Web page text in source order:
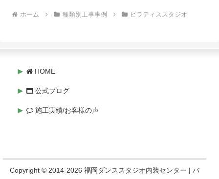
す。単に短くすれば良いわけではなく、
プロの技術による正確な加工が求められ
す。床からの高さ、天井までのクリアラ
シンにガタつきが生じ、エクササイズの
精度を下げてしまいます。水平器を使用
や塗装のタッチアップを行い、まるで最
初からその高さであったかのような自然
な仕上がりを目指します。カスタマイズ
ホーム 種類別工事事例 ピラティススタジオ
HOME
公式ブログ
施工実績/お客様の声
Copyright © 2014-2026 福岡ダンススタジオ内装センター | バ